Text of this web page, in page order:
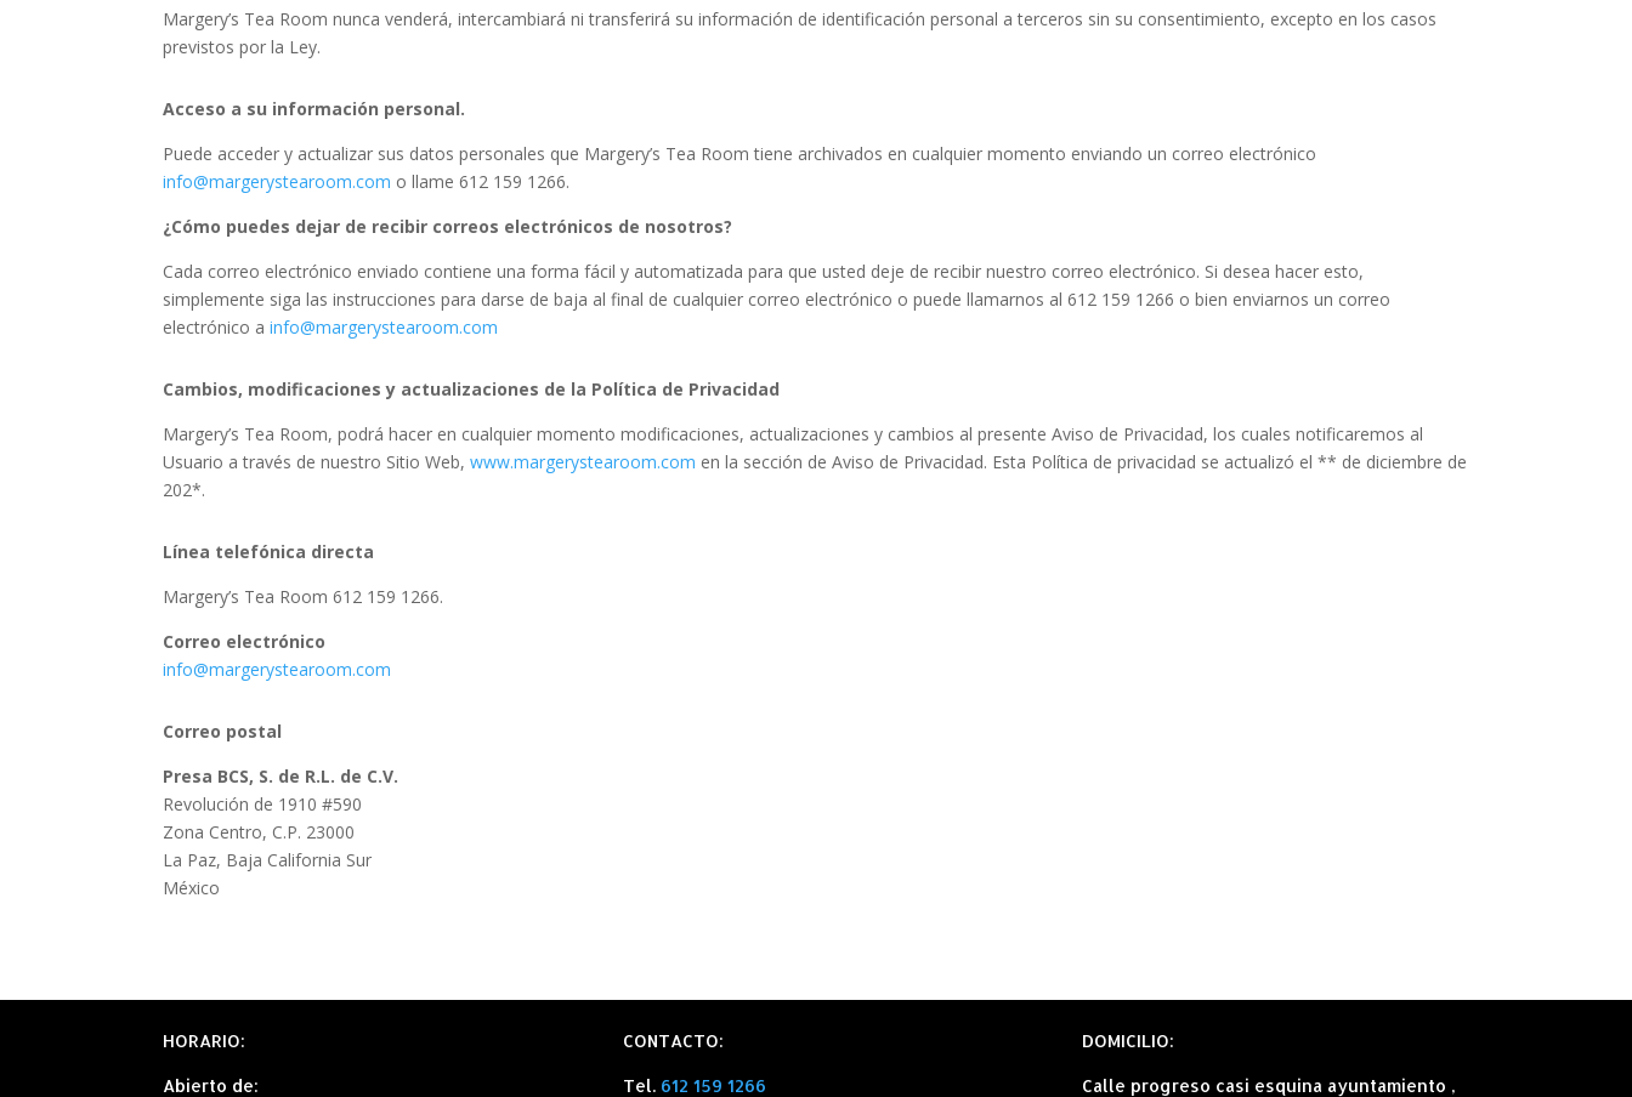
Margery’s Tea Room nunca venderá, intercambiará ni transferirá su información de identificación personal a terceros sin su consentimiento, excepto en los casos
previstos por la Ley.
Acceso a su información personal.
Puede acceder y actualizar sus datos personales que Margery’s Tea Room tiene archivados en cualquier momento enviando un correo electrónico
info@margerystearoom.com o llame 612 159 1266.
¿Cómo puedes dejar de recibir correos electrónicos de nosotros?
Cada correo electrónico enviado contiene una forma fácil y automatizada para que usted deje de recibir nuestro correo electrónico. Si desea hacer esto,
simplemente siga las instrucciones para darse de baja al final de cualquier correo electrónico o puede llamarnos al 612 159 1266 o bien enviarnos un correo
electrónico ainfo@margerystearoom.com
Cambios, modificaciones y actualizaciones de la Política de Privacidad
Margery’s Tea Room,podrá hacer en cualquier momento modificaciones, actualizaciones y cambios al presente Aviso de Privacidad, los cuales notificaremos al
Usuario a través de nuestro Sitio Web,www.margerystearoom.com en la sección de Aviso de Privacidad. Esta Política de privacidad se actualizó el** de diciembre de
202*.
Línea telefónica directa
Margery’s Tea Room 612 159 1266.
Correo electrónico
info@margerystearoom.com
Correo postal
Presa BCS, S. de R.L. de C.V.
Revolución de 1910 #590
Zona Centro, C.P. 23000
La Paz, Baja California Sur
México
HORARIO:
Abierto de:
CONTACTO:
Tel. 612 159 1266
DOMICILIO:
Calle progreso casi esquina ayuntamiento ,